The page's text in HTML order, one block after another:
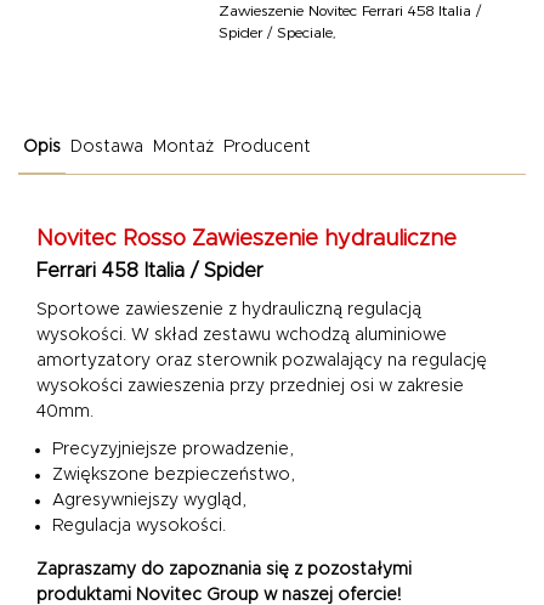
Zawieszenie Novitec Ferrari 458 Italia /
Spider / Speciale,
Opis Dostawa Montaż Producent
Novitec Rosso Zawieszenie hydrauliczne
Ferrari 458 Italia / Spider
Sportowe zawieszenie z hydrauliczną regulacją
wysokości. W skład zestawu wchodzą aluminiowe
amortyzatory oraz sterownik pozwalający na regulację
wysokości zawieszenia przy przedniej osi w zakresie
40mm.
Precyzyjniejsze prowadzenie,
Zwiększone bezpieczeństwo,
Agresywniejszy wygląd,
Regulacja wysokości.
Zapraszamy do zapoznania się z pozostałymi
produktami Novitec Group w naszej ofercie!